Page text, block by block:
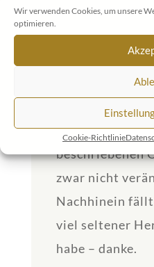
Wir verwenden Cookies, um unsere
optimieren.
Cookie-Richtlinie
um Vergebung
vergeben hat
Wirkung und
gut an. Von den
Beschwerden
am Anfang des
beschriebenen
zwar nicht
Nachhinein
viel seltener
habe – danke.